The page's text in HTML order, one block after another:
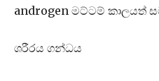
androgen මට්ටම් කාලයත්
ශරීරය ගන්ධය